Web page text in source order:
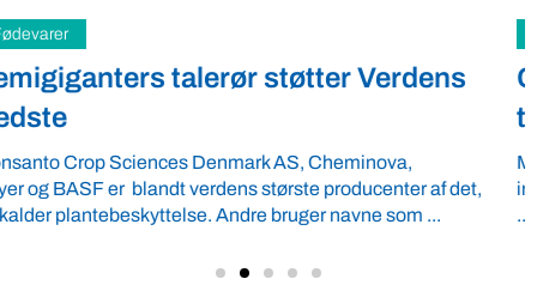
Dyrevelfærd
Gid Madens Folkemøde bliver et
tilløbsstykke i mange år endnu
Mængden af biler, skoleklasser på cykel og i bus var
imponerende og et særsyn på Søvej mod Engestofte Gods til